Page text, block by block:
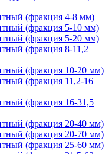
(фракция 4-8 мм)
(фракция 5-10 мм)
(фракция 5-20 мм)
(фракция 8-11,2
(фракция 10-20 мм)
(фракция 11,2-16
(фракция 16-31,5
(фракция 20-40 мм)
(фракция 20-70 мм)
(фракция 25-60 мм)